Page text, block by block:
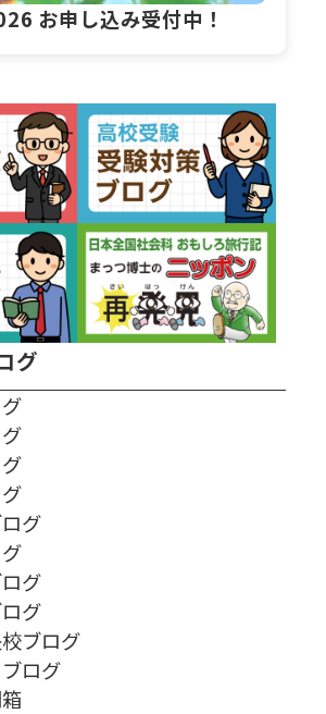
お申し込み受付中！
グ
グ
グ
グ
ブログ
ログ